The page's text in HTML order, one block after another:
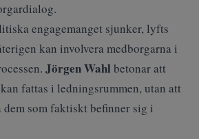
engagemanget sjunker, lyfts
kan involvera medborgarna i
Jörgen Wahl betonar att
fattas i ledningsrummen, utan att
dem som faktiskt befinner sig i